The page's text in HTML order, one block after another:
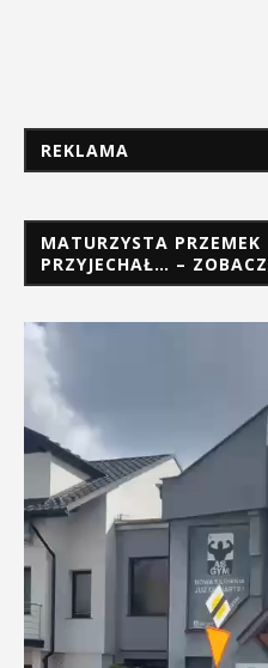
REKLAMA
MATURZYSTA
PRZYJECHAŁ… –
Odtwarzacz